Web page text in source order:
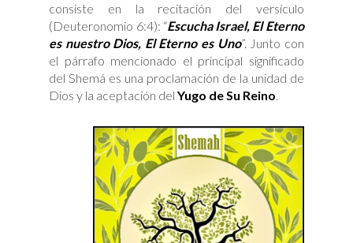
consiste en la recitación del versículo
(Deuteronomio 6:4): “Escucha Israel, El Eterno
es nuestro Dios, El Eterno es Uno”. Junto con
el párrafo mencionado el principal significado
del Shemá es una proclamación de la unidad de
Dios y la aceptación delYugo de Su Reino.